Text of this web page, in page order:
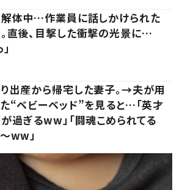
体中…作業員に話しかけられた
直後、目撃した衝撃の光景に…
出産から帰宅した妻子。→夫が用
“ベビーベッド”を見ると…「英才
過ぎるww」「闘魂こめられてる
ww」